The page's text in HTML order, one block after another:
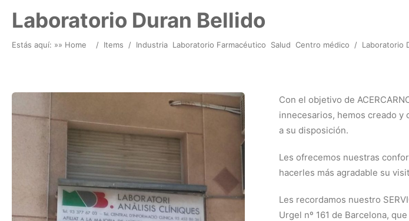
Laboratorio Duran Bellido
Estás aquí: »» Home / Items / Industria Laboratorio Farmacéutico Salud Centro médico / Laboratorio
Con el objetivo de
innecesarios, hemos creado y
a su disposición.
Les ofrecemos nuestras
hacerles más agradable su
Les recordamos nuestro
Urgel nº 161 de Barcelona,